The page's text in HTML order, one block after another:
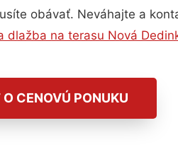
obávať. Neváhajte a
dlažba na terasu Nová
CENOVÚ PONUKU